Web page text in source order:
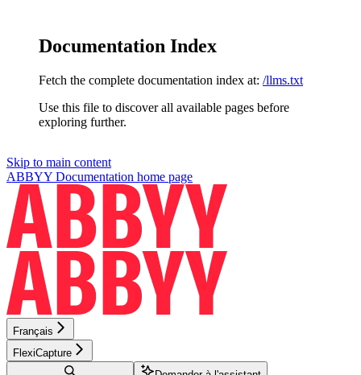
Documentation Index
Fetch the complete documentation index at: /llms.txt
Use this file to discover all available pages before
exploring further.
Skip to main content
ABBYY Documentation home page
Français
FlexiCapture